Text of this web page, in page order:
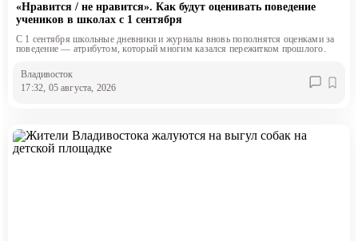
«Нравится / не нравится». Как будут оценивать поведение
учеников в школах с 1 сентября
С 1 сентября школьные дневники и журналы вновь пополнятся оценками за
поведение — атрибутом, который многим казался пережитком прошлого.
Владивосток
17:32, 05 августа, 2026